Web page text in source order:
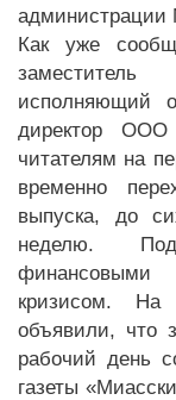
администрации
Как уже
исполняющий
директор ООО
читателям на
временно
выпуска, до
неделю.
кризисом. На
объявили, что
рабочий день
газеты